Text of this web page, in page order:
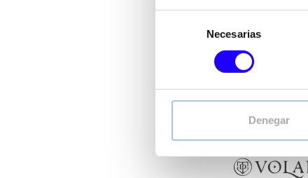
consentimiento
Necesarias
Denegar
Un ecosistema